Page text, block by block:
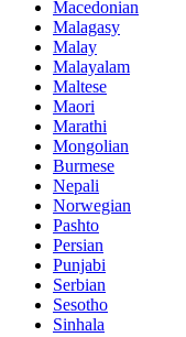
Macedonian
Malagasy
Malay
Malayalam
Maltese
Maori
Marathi
Mongolian
Burmese
Nepali
Norwegian
Pashto
Persian
Punjabi
Serbian
Sesotho
Sinhala